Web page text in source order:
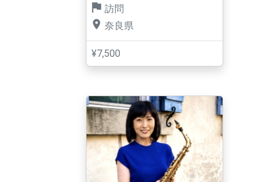
訪問
奈良県
¥7,500